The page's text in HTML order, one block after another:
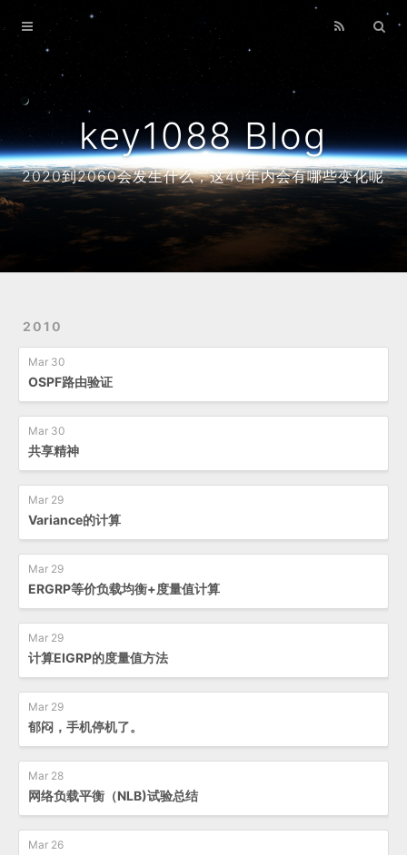
key1088 Blog
2020到2060会发生什么，这40年内会有哪些变化呢
2010
Mar 30
OSPF路由验证
Mar 30
共享精神
Mar 29
Variance的计算
Mar 29
ERGRP等价负载均衡+度量值计算
Mar 29
计算EIGRP的度量值方法
Mar 29
郁闷，手机停机了。
Mar 28
网络负载平衡（NLB)试验总结
Mar 26
Home
About